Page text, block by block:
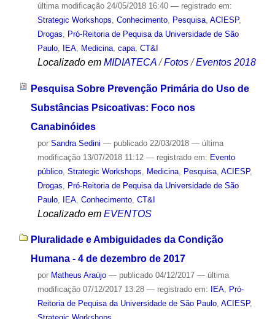
última modificação24/05/2018 16:40 — registrado em:
Strategic Workshops Conhecimento, Pesquisa, ACIESP,
Drogas
Pró-Reitoria de Pequisa da Universidade de São
Paulo, IEA, Medicina, capa, CT&I
Localizado em MIDIATECA /Fotos /Eventos 2018
Pesquisa Sobre Prevenção Primária do Uso de
Substâncias Psicoativas: Foco nos
Canabinóides
por Sandra Sedini — publicado22/03/2018 — última
modificação13/07/2018 11:12 — registrado em: Evento
público, Strategic Workshops Medicina, Pesquisa, ACIESP,
Drogas
Pró-Reitoria de Pequisa da Universidade de São
Paulo, IEA, Conhecimento, CT&I
Localizado em EVENTOS
Pluralidade e Ambiguidades da Condição
Humana - 4 de dezembro de 2017
por Matheus Araújo — publicado04/12/2017 — última
modificação07/12/2017 13:28 — registrado em: IEA, Pró-
Reitoria de Pequisa da Universidade de São Paulo, ACIESP,